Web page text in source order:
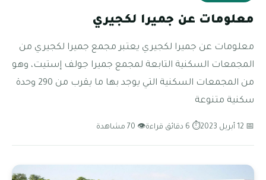
معلومات عن جميرا لكجيري
معلومات عن جميرا لكجيري يعتبر مجمع جميرا لكجيري من
المجمعات السكنية التابعة لمجمع جميرا جولف إستيت، وهو
من المجمعات السكنية التي يوجد بها ما يقرب من 290 وحدة
سكنية متنوعة
📅 12 أبريل 2023 ⏱ 6 دقائق قراءة 👁 70 مشاهدة